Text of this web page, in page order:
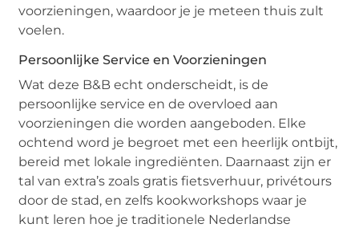
voorzieningen, waardoor je je meteen thuis zult
voelen.
Persoonlijke Service en Voorzieningen
Wat deze B&B echt onderscheidt, is de
persoonlijke service en de overvloed aan
voorzieningen die worden aangeboden. Elke
ochtend word je begroet met een heerlijk ontbijt,
bereid met lokale ingrediënten. Daarnaast zijn er
tal van extra’s zoals gratis fietsverhuur, privétours
door de stad, en zelfs kookworkshops waar je
kunt leren hoe je traditionele Nederlandse